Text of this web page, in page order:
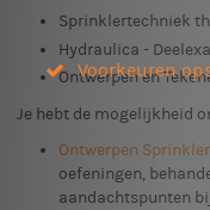
Sprinklertechniek
Hydraulica -
Ontwerpen en
Je hebt de mogelijkheid
Ontwerpen
oefeningen,
aandachtspunten
Voorkeuren